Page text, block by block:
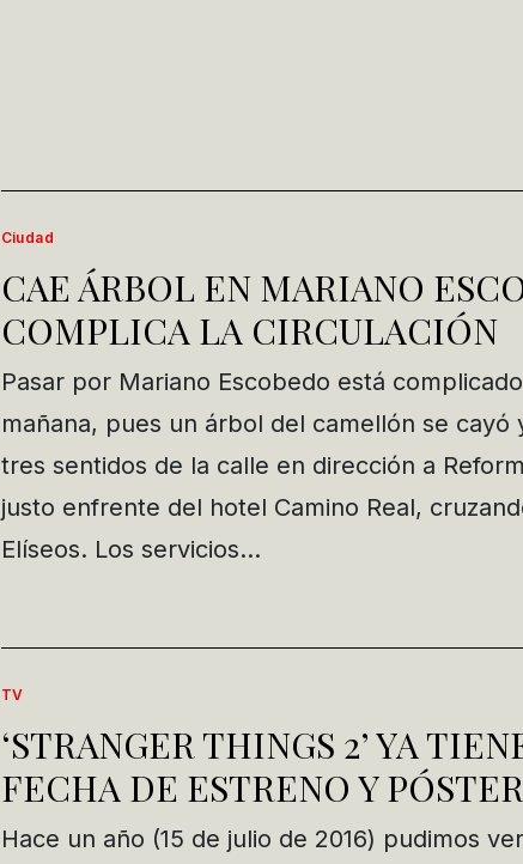
Ciudad
CAE ÁRBOL EN MARIANO
COMPLICA LA CIRCULACIÓN
Pasar por Mariano Escobedo está
mañana, pues un árbol del camellón se cayó
tres sentidos de la calle en dirección a
justo enfrente del hotel Camino Real,
Elíseos. Los servicios…
TV
‘STRANGER THINGS 2’ YA
FECHA DE ESTRENO Y PÓSTER
Hace un año (15 de julio de 2016) pudimos